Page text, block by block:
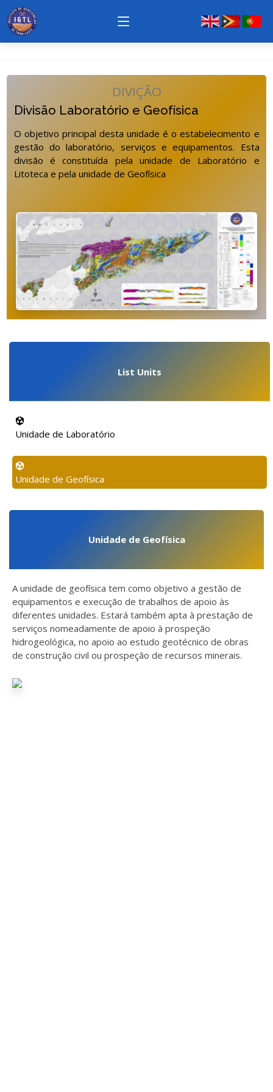
DIVIÇÃO
Divisão Laboratório e Geofísica
O objetivo principal desta unidade é o estabelecimento e
gestão do laboratório, serviços e equipamentos. Esta
divisão é constituída pela unidade de Laboratório e
Litoteca e pela unidade de Geofísica
List Units
Unidade de Laboratório
Unidade de Geofísica
Unidade de Geofísica
A unidade de geofísica tem como objetivo a gestão de
equipamentos e execução de trabalhos de apoio às
diferentes unidades. Estará também apta à prestação de
serviços nomeadamente de apoio à prospeção
hidrogeológica, no apoio ao estudo geotécnico de obras
de construção civil ou prospeção de recursos minerais.